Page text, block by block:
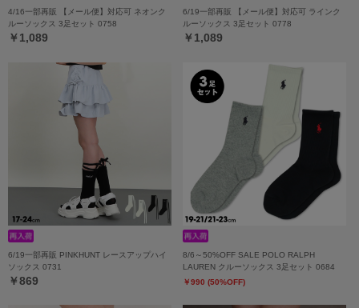
4/16一部再販 【メール便】対応可 ネオンク
ルーソックス 3足セット 0758
￥1,089
6/19一部再販 【メール便】対応可 ラインク
ルーソックス 3足セット 0778
￥1,089
6/19一部再販 PINKHUNT レースアップハイ
ソックス 0731
￥869
8/6～50%OFF SALE POLO RALPH
LAUREN クルーソックス 3足セット 0684
￥990 (50%OFF)